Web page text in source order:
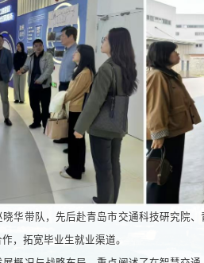
华带队，先后赴青岛市交通科技研究院
，拓宽毕业生就业渠道。